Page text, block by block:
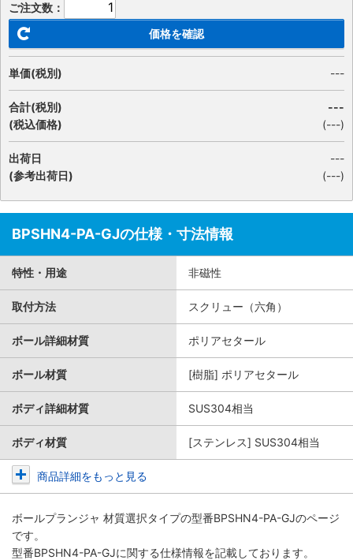
ご注文数：
価格を確認
単価(税別) ---
合計(税別)
(税込価格)
---
(---)
出荷日
(参考出荷日)
---
(---)
BPSHN4-PA-GJの仕様・寸法情報
特性・用途 非磁性
取付方法 スクリュー（六角）
ボール詳細材質 ポリアセタール
ボール材質 [樹脂] ポリアセタール
ボディ詳細材質 SUS304相当
ボディ材質 [ステンレス] SUS304相当
商品詳細をもっと見る
ボールプランジャ 材質選択タイプの型番BPSHN4-PA-GJのページ
です。
型番BPSHN4-PA-GJに関する仕様情報を記載しております。